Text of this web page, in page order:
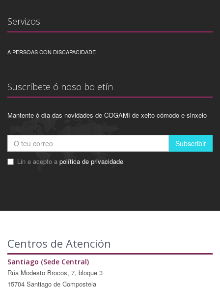
Servizos
A PERSOAS CON DISCAPACIDADE
Suscríbete ó noso boletín
Mantente ó día das novidades de COGAMI de xeito cómodo e sinxelo
Subscribir
Lin e acepto a política de privacidade
Centros de Atención
Santiago (Sede Central)
Rúa Modesto Brocos, 7, bloque 3
15704 Santiago de Compostela